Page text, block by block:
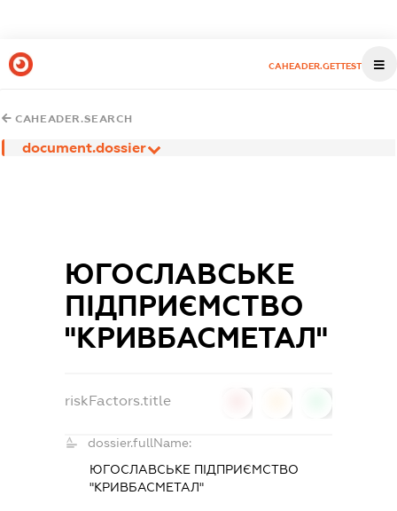
CAHEADER.GETTEST
CAHEADER.SEARCH
document.dossier
ЮГОСЛАВСЬКЕ
ПІДПРИЄМСТВО
"КРИВБАСМЕТАЛ"
riskFactors.title
dossier.fullName:
ЮГОСЛАВСЬКЕ ПІДПРИЄМСТВО
"КРИВБАСМЕТАЛ"